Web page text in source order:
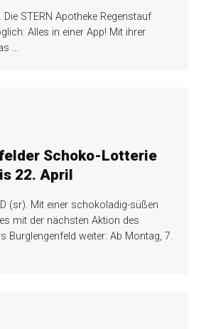
Die STERN Apotheke Regenstauf
Alles in einer App! Mit ihrer
…
Schoko-Lotterie
22. April
(sr). Mit einer schokoladig-süßen
mit der nächsten Aktion des
Burglengenfeld weiter: Ab Montag, 7.